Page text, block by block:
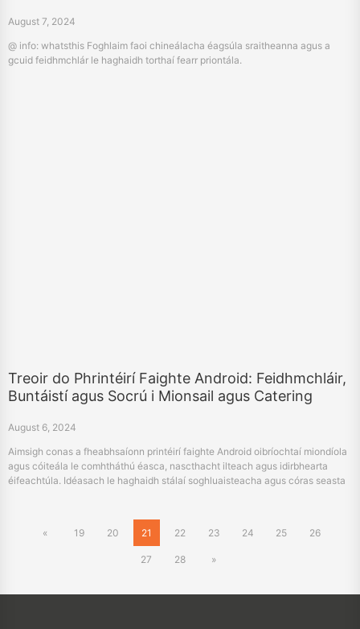
August 7, 2024
@ info: whatsthis Foghlaim faoi chineálacha éagsúla sraitheanna agus a
gcuid feidhmchlár le haghaidh torthaí fearr priontála.
Treoir do Phrintéirí Faighte Android: Feidhmchláir,
Buntáistí agus Socrú i Mionsail agus Catering
August 6, 2024
Aimsigh conas a fheabhsaíonn printéirí faighte Android oibríochtaí miondíola
agus cóiteála le comhtháthú éasca, nascthacht ilteach agus idirbhearta
éifeachtúla. Idéasach le haghaidh stálaí soghluaisteacha agus córas seasta
« 19 20 21 22 23 24 25 26
27 28 »